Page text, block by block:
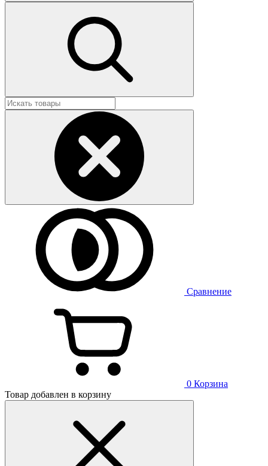
Сравнение
0 Корзина
Товар добавлен в корзину